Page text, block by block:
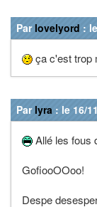
Par lovelyord :
ça c'est trop
Par lyra : le 16/
Allé les fous
GofiooOOoo!
Despe